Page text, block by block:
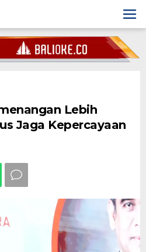
Lebih
Jaga Kepercayaan